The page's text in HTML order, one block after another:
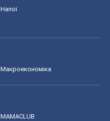
Напої
Макроекономіка
MAMACLUB